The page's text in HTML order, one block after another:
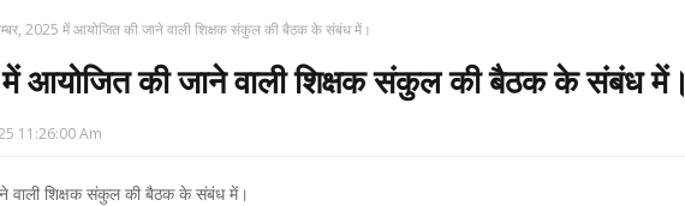
2025 में आयोजित की जाने वाली शिक्षक संकुल की बैठक के संबंध में।
में आयोजित की जाने वाली शिक्षक संकुल की बैठक के संबंध में।
11:26:00 Am
वाली शिक्षक संकुल की बैठक के संबंध में।